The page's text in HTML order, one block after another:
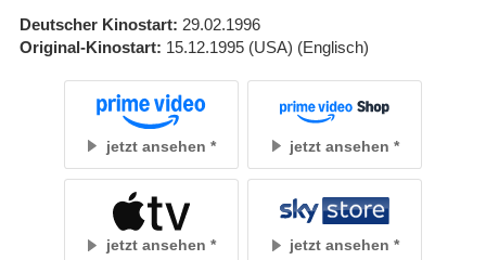
Deutscher Kinostart 29.02.1996
Original-Kinostart 15.12.1995 (USA) (Englisch)
jetzt ansehen jetzt ansehen
jetzt ansehen jetzt ansehen